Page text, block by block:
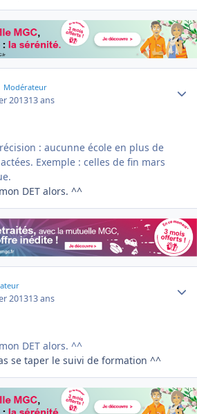
Modérateur
201313 ans
: aucunne école en plus de
Exemple : celles de fin mars
DET alors. ^^
201313 ans
DET alors. ^^
se taper le suivi de formation ^^